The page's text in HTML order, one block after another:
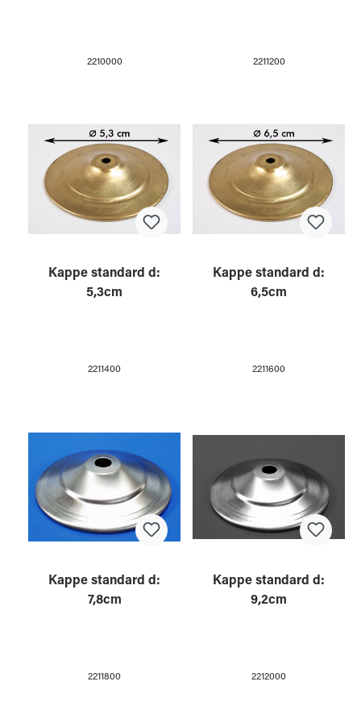
2210000 2211200
Kappe standard d:
5,3cm
2211400
Kappe standard d:
6,5cm
2211600
Kappe standard d:
7,8cm
2211800
Kappe standard d:
9,2cm
2212000